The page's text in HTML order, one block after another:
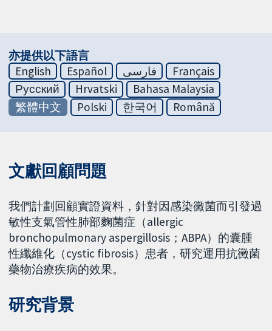
亦提供以下語言
English
Español فارسی
Français
Русский
Hrvatski
Bahasa Malaysia
繁體中文
Polski 한국어 Română
文獻回顧問題
我們計劃回顧實證資料，針對因感染黴菌而引發過
敏性支氣管性肺部麴菌症（allergic
bronchopulmonary aspergillosis；ABPA）的囊腫
性纖維化（cystic fibrosis）患者，研究運用抗黴菌
藥物治療疾病的效果。
研究背景